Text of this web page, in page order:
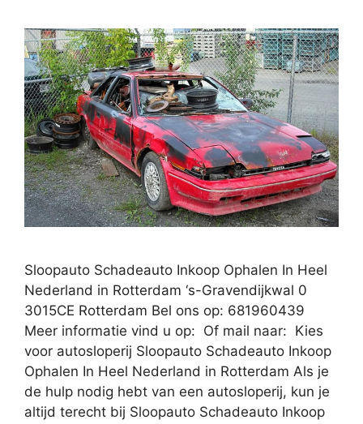
Sloopauto Schadeauto Inkoop Ophalen In Heel
Nederland in Rotterdam ‘s-Gravendijkwal 0
3015CE Rotterdam Bel ons op: 681960439
Meer informatie vind u op: Of mail naar: Kies
voor autosloperij Sloopauto Schadeauto Inkoop
Ophalen In Heel Nederland in Rotterdam Als je
de hulp nodig hebt van een autosloperij, kun je
altijd terecht bij Sloopauto Schadeauto Inkoop